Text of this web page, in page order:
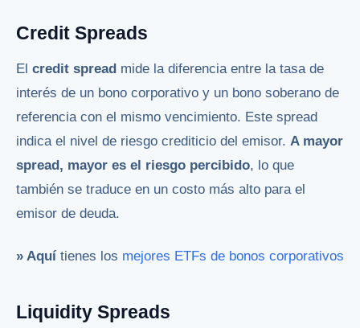
Credit Spreads
El credit spread mide la diferencia entre la tasa de
interés de un bono corporativo y un bono soberano de
referencia con el mismo vencimiento. Este spread
indica el nivel de riesgo crediticio del emisor. A mayor
spread, mayor es el riesgo percibido, lo que
también se traduce en un costo más alto para el
emisor de deuda.
» Aquí tienes los mejores ETFs de bonos corporativos
Liquidity Spreads